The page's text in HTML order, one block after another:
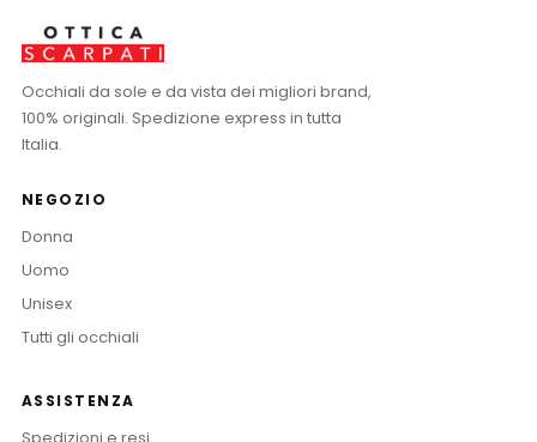
Occhiali da sole e da vista dei migliori brand,
100% originali. Spedizione express in tutta
Italia.
NEGOZIO
Donna
Uomo
Unisex
Tutti gli occhiali
ASSISTENZA